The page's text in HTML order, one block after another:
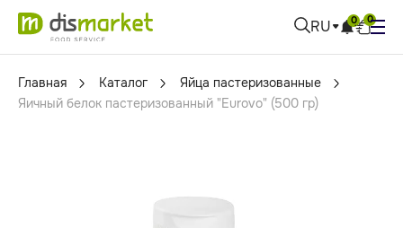
RU 0 0
Главная Каталог
Яйца пастеризованные
Яичный белок пастеризованный "Eurovo" (500 гр)